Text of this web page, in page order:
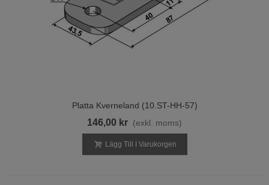
Platta Kverneland (10.ST-HH-57)
146,00 kr (exkl. moms)
Lägg Till I Varukorgen